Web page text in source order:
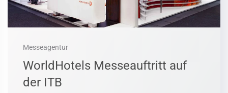
Messeagentur
WorldHotels Messeauftritt auf
der ITB